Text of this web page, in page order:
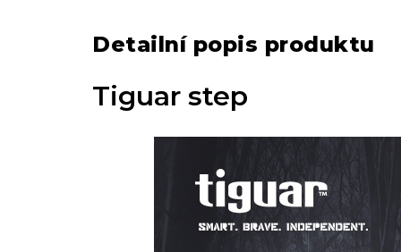
Detailní popis produktu
Tiguar step